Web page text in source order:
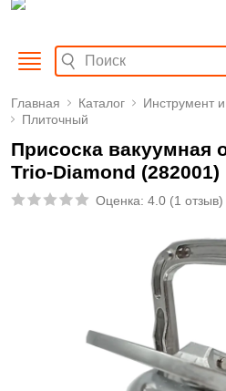
Главная Каталог
Инструмент
Плиточный
Присоска вакуумная
Trio-Diamond (282001)
Оценка: 4.0 (1 отзыв)